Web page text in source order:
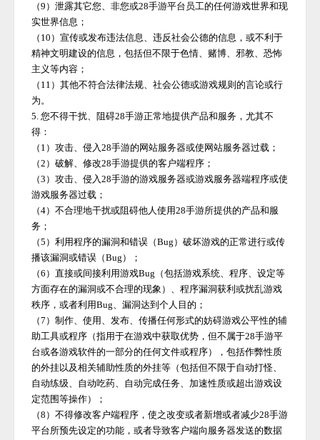
（9）泄露其它您、非您或28手游平台员工的任何游戏世界和现
实世界信息；
（ 10）宣传或发布违法信息、违反社会公德的信息，或不利于
精神文明建设的信息，包括但不限于色情、赌博、邪教、恐怖
主义等内容；
（ 11）其他不符合法律法规、社会公德或游戏规则的言论或行
为。
5. 您不得干扰、阻碍28手游正常地提供产品和服务，尤其不
得：
（ 1）攻击、侵入28手游的网站服务器或使网站服务器过载；
（2）破解、修改28手游提供的客户端程序；
（3）攻击、侵入28手游的游戏服务器或游戏服务器端程序或使
游戏服务器过载；
（4）不合理地干扰或阻碍他人使用28手游所提供的产品和服
务；
（5）利用程序的漏洞和错误（Bug）破坏游戏的正常进行或传
播该漏洞或错误（Bug）；
（6）直接或间接利用游戏Bug（包括游戏系统、程序、设定等
方面存在的漏洞或不合理的现象）、程序漏洞获利或扰乱游戏
秩序，或者利用Bug、漏洞达到个人目的；
（7）制作、使用、发布、传播任何形式的妨碍游戏公平性的辅
助工具或程序（指用于在游戏中获取优势，但不属于28手游平
台或各游戏软件的一部分的任何文件或程序），包括作弊性质
的外挂以及相关辅助性质的外挂等（包括但不限于自动打怪、
自动练级、自动吃药、自动完成任务、加速性质或超出游戏设
定范围等操作）；
（8）不得修改客户端程序，使之改变或者新增或者减少28手游
平台所预先设定的功能，或者导致客户端向服务器发送的数据